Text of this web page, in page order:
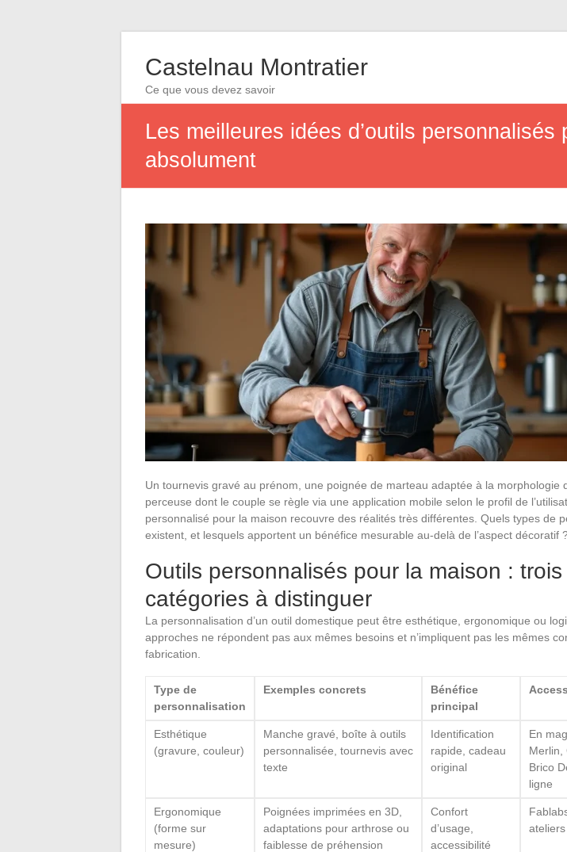
Castelnau Montratier
Ce que vous devez savoir
Les meilleures idées d’outils
absolument
Un tournevis gravé au prénom, une poignée de marteau adaptée à la morphologie
perceuse dont le couple se règle via une application mobile selon le profil de
personnalisé pour la maison recouvre des réalités très différentes. Quels types de
existent, et lesquels apportent un bénéfice mesurable au-delà de l’aspect décoratif
Outils personnalisés pour la maison : trois
catégories à distinguer
La personnalisation d’un outil domestique peut être esthétique, ergonomique ou
approches ne répondent pas aux mêmes besoins et n’impliquent pas les mêmes
fabrication.
Type de
personnalisation
Exemples concrets
Bénéfice
principal
Esthétique
(gravure, couleur)
Manche gravé, boîte à outils
personnalisée, tournevis avec
texte
Identification
rapide, cadeau
original
En
Merlin,
Brico
ligne
Ergonomique
(forme sur
mesure)
Poignées imprimées en 3D,
adaptations pour arthrose ou
faiblesse de préhension
Confort
d’usage,
accessibilité